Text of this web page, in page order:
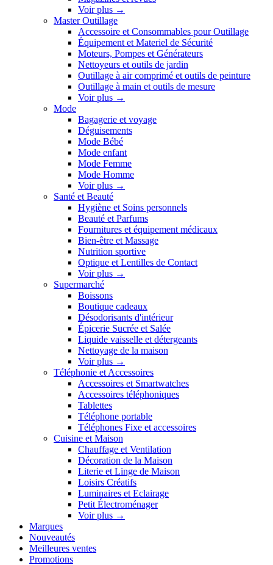
Voir plus →
Master Outillage
Accessoire et Consommables pour Outillage
Équipement et Materiel de Sécurité
Moteurs, Pompes et Générateurs
Nettoyeurs et outils de jardin
Outillage à air comprimé et outils de peinture
Outillage à main et outils de mesure
Voir plus →
Mode
Bagagerie et voyage
Déguisements
Mode Bébé
Mode enfant
Mode Femme
Mode Homme
Voir plus →
Santé et Beauté
Hygiène et Soins personnels
Beauté et Parfums
Fournitures et équipement médicaux
Bien-être et Massage
Nutrition sportive
Optique et Lentilles de Contact
Voir plus →
Supermarché
Boissons
Boutique cadeaux
Désodorisants d'intérieur
Épicerie Sucrée et Salée
Liquide vaisselle et détergeants
Nettoyage de la maison
Voir plus →
Téléphonie et Accessoires
Accessoires et Smartwatches
Accessoires téléphoniques
Tablettes
Téléphone portable
Téléphones Fixe et accessoires
Cuisine et Maison
Chauffage et Ventilation
Décoration de la Maison
Literie et Linge de Maison
Loisirs Créatifs
Luminaires et Eclairage
Petit Électroménager
Voir plus →
Marques
Nouveautés
Meilleures ventes
Promotions